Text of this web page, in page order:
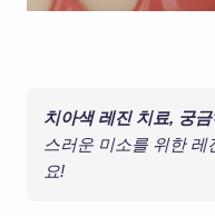
치아색 레진 치료, 궁
스러운 미소를 위한
요!